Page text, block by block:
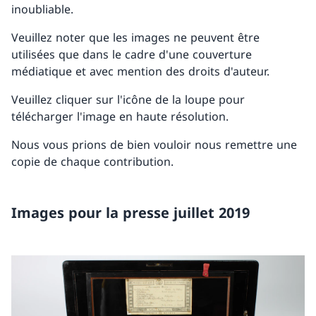
inoubliable.
Veuillez noter que les images ne peuvent être
utilisées que dans le cadre d'une couverture
médiatique et avec mention des droits d'auteur.
Veuillez cliquer sur l'icône de la loupe pour
télécharger l'image en haute résolution.
Nous vous prions de bien vouloir nous remettre une
copie de chaque contribution.
Images pour la presse juillet 2019